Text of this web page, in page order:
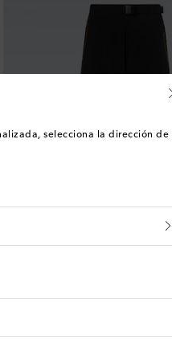
selecciona la dirección de